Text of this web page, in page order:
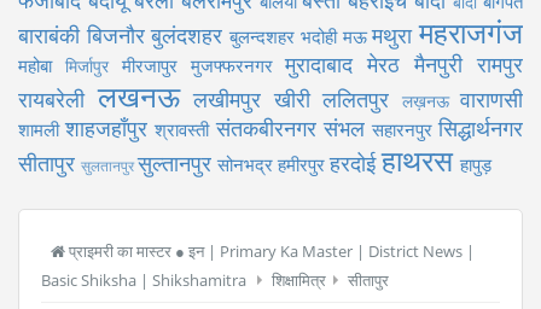
बाराबंकी बिजनौर बुलंदशहर बुलन्दशहर भदोही मऊ मथुरा महराजगंज
महोबा मिर्जापुर मीरजापुर मुजफ्फरनगर मुरादाबाद मेरठ मैनपुरी रामपुर
रायबरेली लखनऊ लखीमपुर खीरी ललितपुर लख़नऊ वाराणसी
शामली शाहजहाँपुर श्रावस्ती संतकबीरनगर संभल सहारनपुर सिद्धार्थनगर
सीतापुर सुलतानपुरसुल्तानपुर सोनभद्र हमीरपुर हरदोई हाथरस हापुड़
प्राइमरी का मास्टर ● इन | Primary Ka Master | District News |
Basic Shiksha | Shikshamitra
शिक्षामित्र सीतापुर